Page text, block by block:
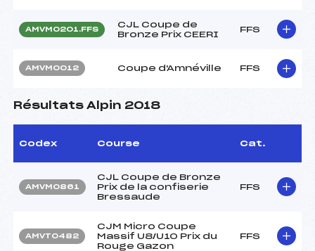
AMVM0201.FFS
CJL Coupe de
Bronze Prix CEERI
FFS
AMVM0012 Coupe d'Amnéville FFS
Résultats Alpin 2018
Codex Course Cat.
AMVM0861
CJL Coupe de Bronze
Prix de la confiserie
Bressaude
FFS
AMVT0482
CJM Micro Coupe
Massif U8/U10 Prix du
Rouge Gazon
FFS